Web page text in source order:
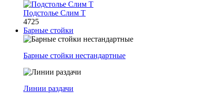
Подстолье Слим Т
4725
Барные стойки
Барные стойки нестандартные
Линии раздачи